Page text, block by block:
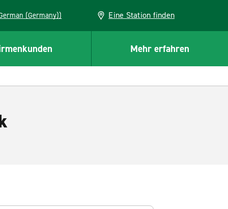
(German (Germany)) Eine Station finden
Mehr erfahren